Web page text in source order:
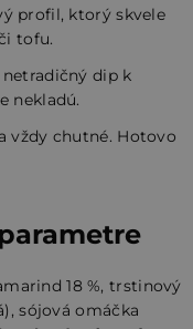
profil, ktorý skvele
tofu.
dip k
nekladú.
vždy chutné. Hotovo
18 %, trstinový
sójová omáčka